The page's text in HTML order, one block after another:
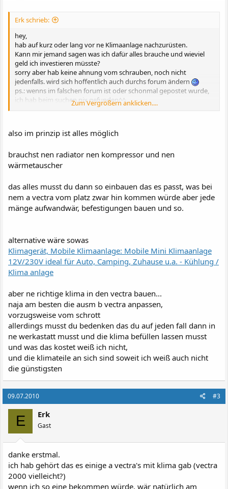
Erk schrieb:
hey,
hab auf kurz oder lang vor ne Klimaanlage nachzurüsten.
Kann mir jemand sagen was ich dafür alles brauche und wieviel
geld ich investieren müsste?
sorry aber hab keine ahnung vom schrauben, noch nicht
jedenfalls. wird sich hoffentlich auch durchs forum ändern
ps.: wenns im falschen forum ist oder schonmal gepostet wurde,
ich hab beim suchen nix gefunden^^
Zum Vergrößern anklicken....
also im prinzip ist alles möglich
brauchst nen radiator nen kompressor und nen
wärmetauscher
das alles musst du dann so einbauen das es passt, was bei
nem a vectra vom platz zwar hin kommen würde aber jede
mänge aufwandwär, befestigungen bauen und so.
alternative wäre sowas
Klimagerät, Mobile Klimaanlage: Mobile Mini Klimaanlage
12V/230V ideal für Auto, Camping, Zuhause u.a. - Kühlung /
Klima anlage
aber ne richtige klima in den vectra bauen...
naja am besten die ausm b vectra anpassen,
vorzugsweise vom schrott
allerdings musst du bedenken das du auf jeden fall dann in
ne werkastatt musst und die klima befüllen lassen musst
und was das kostet weiß ich nicht,
und die klimateile an sich sind soweit ich weiß auch nicht
die günstigsten
09.07.2010 #3
E Erk
Gast
danke erstmal.
ich hab gehört das es einige a vectra's mit klima gab (vectra
2000 vielleicht?)
wenn ich so eine bekommen würde, wär natürlich am